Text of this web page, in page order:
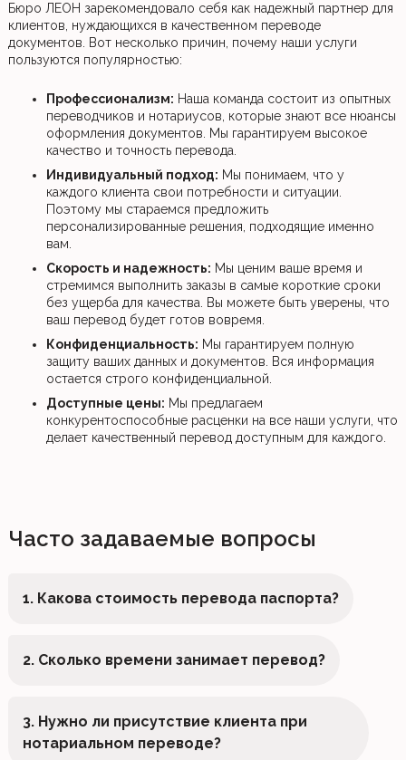
Бюро ЛЕОН зарекомендовало себя как надежный партнер для
клиентов, нуждающихся в качественном переводе
документов. Вот несколько причин, почему наши услуги
пользуются популярностью:
Профессионализм: Наша команда состоит из опытных
переводчиков и нотариусов, которые знают все нюансы
оформления документов. Мы гарантируем высокое
качество и точность перевода.
Индивидуальный подход: Мы понимаем, что у
каждого клиента свои потребности и ситуации.
Поэтому мы стараемся предложить
персонализированные решения, подходящие именно
вам.
Скорость и надежность: Мы ценим ваше время и
стремимся выполнить заказы в самые короткие сроки
без ущерба для качества. Вы можете быть уверены, что
ваш перевод будет готов вовремя.
Конфиденциальность: Мы гарантируем полную
защиту ваших данных и документов. Вся информация
остается строго конфиденциальной.
Доступные цены: Мы предлагаем
конкурентоспособные расценки на все наши услуги, что
делает качественный перевод доступным для каждого.
Часто задаваемые вопросы
1. Какова стоимость перевода паспорта?
2. Сколько времени занимает перевод?
3. Нужно ли присутствие клиента при
нотариальном переводе?